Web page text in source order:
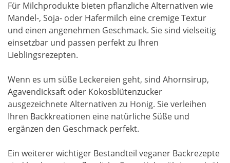
Für Milchprodukte bieten pflanzliche Alternativen wie
Mandel-, Soja- oder Hafermilch eine cremige Textur
und einen angenehmen Geschmack. Sie sind vielseitig
einsetzbar und passen perfekt zu Ihren
Lieblingsrezepten.
Wenn es um süße Leckereien geht, sind Ahornsirup,
Agavendicksaft oder Kokosblütenzucker
ausgezeichnete Alternativen zu Honig. Sie verleihen
Ihren Backkreationen eine natürliche Süße und
ergänzen den Geschmack perfekt.
Ein weiterer wichtiger Bestandteil veganer Backrezepte